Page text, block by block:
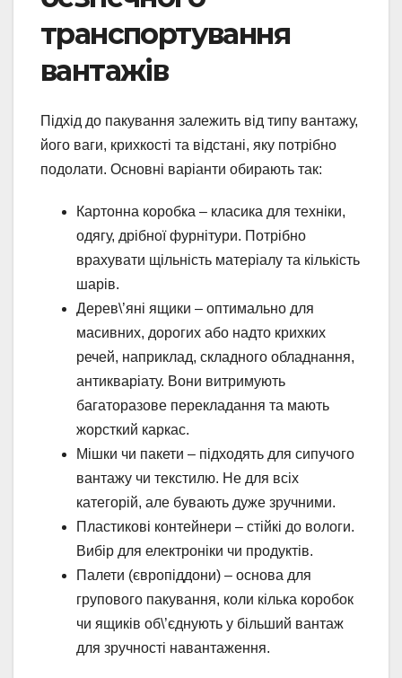
транспортування
вантажів
Підхід до пакування залежить від типу вантажу,
його ваги, крихкості та відстані, яку потрібно
подолати. Основні варіанти обирають так:
Картонна коробка – класика для техніки,
одягу, дрібної фурнітури. Потрібно
врахувати щільність матеріалу та кількість
шарів.
Дерев\’яні ящики – оптимально для
масивних, дорогих або надто крихких
речей, наприклад, складного обладнання,
антикваріату. Вони витримують
багаторазове перекладання та мають
жорсткий каркас.
Мішки чи пакети – підходять для сипучого
вантажу чи текстилю. Не для всіх
категорій, але бувають дуже зручними.
Пластикові контейнери – стійкі до вологи.
Вибір для електроніки чи продуктів.
Палети (європіддони) – основа для
групового пакування, коли кілька коробок
чи ящиків об\’єднують у більший вантаж
для зручності навантаження.